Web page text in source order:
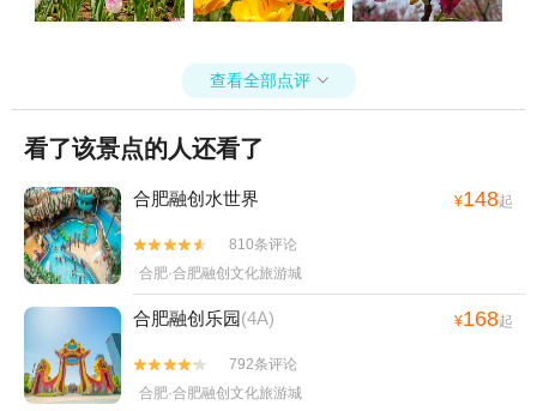
查看全部点评 
看了该景点的人还看了
合肥融创水世界 ¥148起


810条评论
合肥·合肥融创文化旅游城
合肥融创乐园(4A) ¥168起


792条评论
合肥·合肥融创文化旅游城